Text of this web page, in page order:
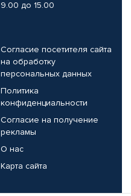
9.00 до 15.00
Согласие посетителя сайта
на обработку
персональных данных
Политика
конфиденциальности
Согласие на получение
рекламы
О нас
Карта сайта